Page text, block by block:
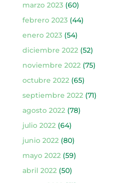
marzo 2023(60)
febrero 2023(44)
enero 2023(54)
diciembre 2022(52)
noviembre 2022(75)
octubre 2022(65)
septiembre 2022(71)
agosto 2022(78)
julio 2022(64)
junio 2022(80)
mayo 2022(59)
abril 2022(50)